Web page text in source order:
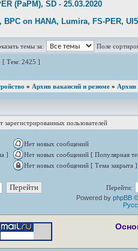
(PaPM), SD - 25.03.2020
on HANA, Lumira, FS-PER,
темы за: Поле
[ Тем: 2425 ]
» Архив вакансий и резюме » Архив
пользователей
Нет новых сообщений
]
Нет новых сообщений [ Популярная
Нет новых сообщений [ Тема закрыта ]
Перейти:
Powered by phpBB